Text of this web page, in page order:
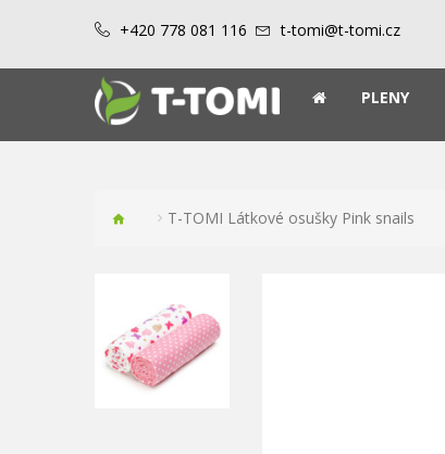
+420 778 081 116 t-tomi@t-tomi.cz
PLENY
T-TOMI Látkové osušky Pink snails